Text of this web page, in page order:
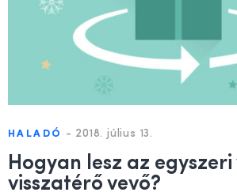
HALADÓ - 2018. július 13.
Hogyan lesz az
visszatérő vevő?